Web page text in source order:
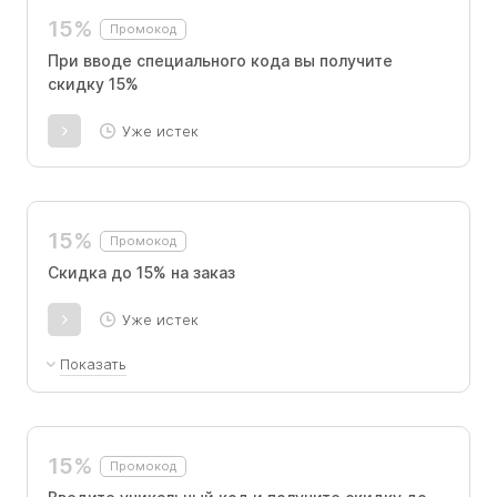
15% Промокод
При вводе специального кода вы получите
скидку 15%
Уже истек
15% Промокод
Скидка до 15% на заказ
Уже истек
Показать
действующими скидками на первую
суммируется с действующими скидками,на
повторные покупки
15% Промокод